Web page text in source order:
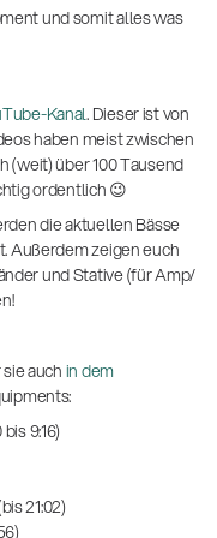
Ahmad
Heimat
und somit alles was
Kanal. Dieser ist von
haben meist zwischen
(weit) über 100 Tausend
ordentlich 😉
die aktuellen Bässe
Außerdem zeigen euch
und Stative (für Amp/
auch in dem
9:16)
21:02)